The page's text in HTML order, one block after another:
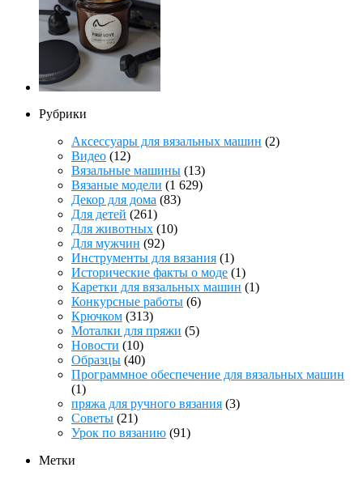
Рубрики
Аксессуары для вязальных машин (2)
Видео (12)
Вязальные машины (13)
Вязаные модели (1 629)
Декор для дома (83)
Для детей (261)
Для животных (10)
Для мужчин (92)
Инструменты для вязания (1)
Исторические факты о моде (1)
Каретки для вязальных машин (1)
Конкурсные работы (6)
Крючком (313)
Моталки для пряжи (5)
Новости (10)
Образцы (40)
Программное обеспечение для вязальных машин
(1)
пряжа для ручного вязания (3)
Советы (21)
Урок по вязанию (91)
Метки